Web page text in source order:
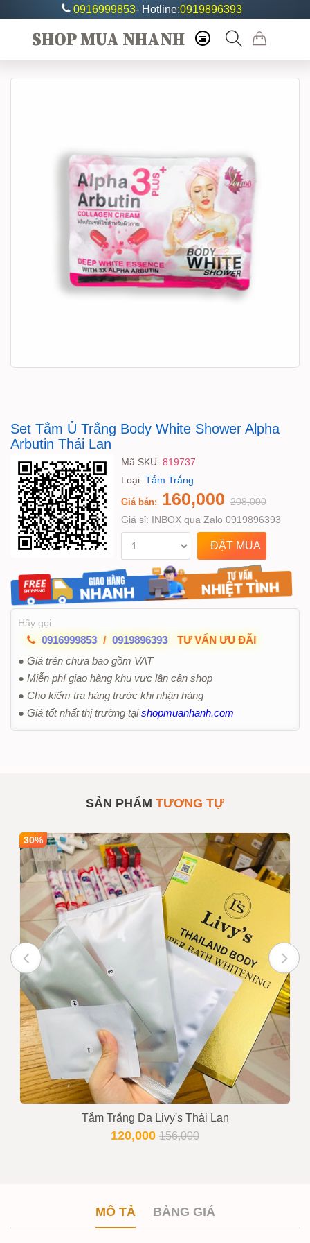
0916999853- Hotline:0919896393
SHOP MUA NHANH
Set Tắm Ủ Trắng Body White Shower Alpha
Arbutin Thái Lan
Mã SKU: 819737
Loại: Tắm Trắng
Giá bán: 160,000 208,000
Giá sỉ: INBOX qua Zalo 0919896393
Hãy gọi
0916999853 / 0919896393
TƯ VẤN ƯU ĐÃI
● Giá trên chưa bao gồm VAT
● Miễn phí giao hàng khu vực lân cận shop
● Cho kiểm tra hàng trước khi nhận hàng
● Giá tốt nhất thị trường tạishopmuanhanh.com
SẢN PHẨM TƯƠNG TỰ
30%
Tắm Trắng Da Livy's Thái Lan
120,000 156,000
MÔ TẢ BẢNG GIÁ